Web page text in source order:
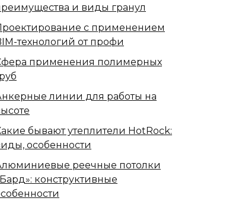
и виды гранул
с применением
технологий от профи
применения полимерных
линии для работы на
бывают утеплители HotRock:
особенности
реечные потолки
конструктивные